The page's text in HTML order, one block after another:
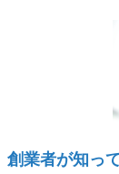
創業者が知っ